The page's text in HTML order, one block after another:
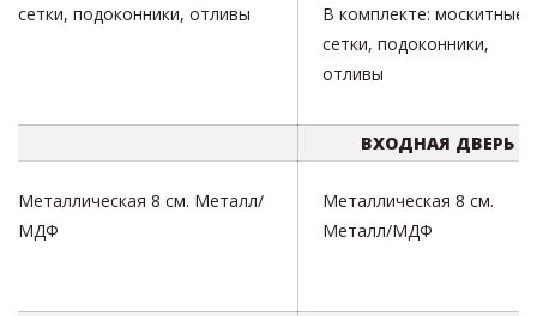
сетки, подоконники, отливы
В комплекте: москитные
сетки, подоконники,
отливы
ВХОДНАЯ ДВЕРЬ
Металлическая 8 см. Металл/
МДФ
Металлическая 8 см.
Металл/МДФ